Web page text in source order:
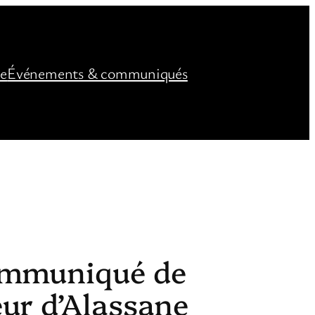
Événements & communiqués
de
d’Alassane